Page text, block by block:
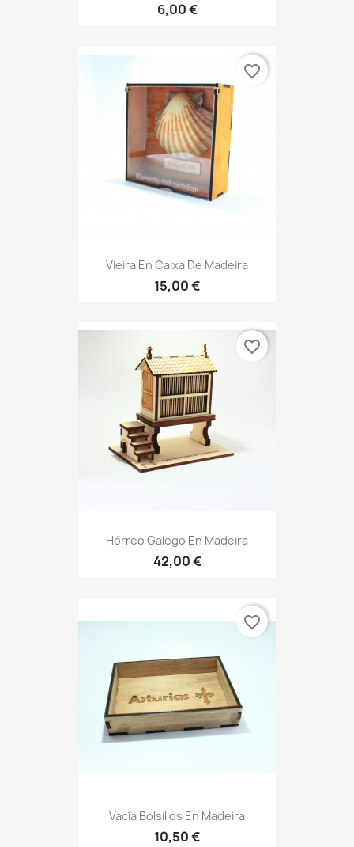
6,00 €
Vieira En Caixa De Madeira
15,00 €
favorite_border
Hórreo Galego En Madeira
42,00 €
favorite_border
Vacía Bolsillos En Madeira
10,50 €
favorite_border